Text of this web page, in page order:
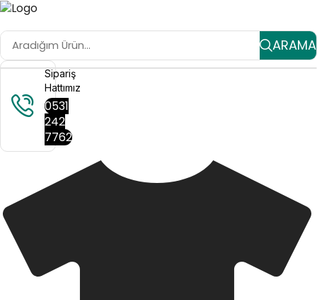
ARAMA
Sipariş
Hattımız
0531
242
7762